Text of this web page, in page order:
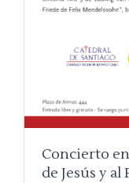
Concierto
de Jesús y